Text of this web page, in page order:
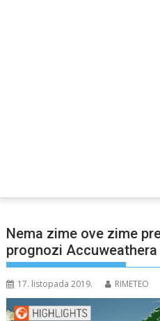
Nema zime ove zime
prognozi Accuweathera
17. listopada 2019. RIMETEO